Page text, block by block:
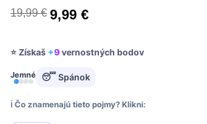
19,99€ 9,99 €
⭐ Získaš +9 vernostných bodov
Jemné 😴 Spánok
ℹ️ Čo znamenajú tieto pojmy? Klikni: